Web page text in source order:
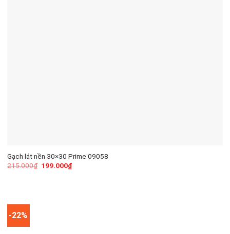
Gạch lát nền 30×30 Prime 09058
215.000₫ 199.000₫
-22%